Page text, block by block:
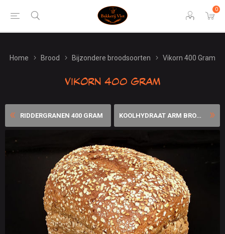
0
Home Brood Bijzondere broodsoorten Vikorn 400 Gram
Vikorn 400 Gram
RIDDERGRANEN 400 GRAM KOOLHYDRAAT ARM BROOD (LOW ...